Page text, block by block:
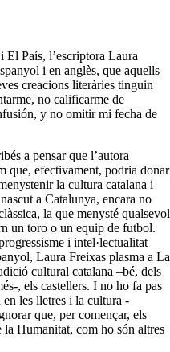
País, l’escriptora Laura
i en anglès, que aquells
creacions literàries tinguin
no calificarme de
y no omitir mi fecha de
a pensar que l’autora
que, efectivament, podria donar
la cultura catalana i
a Catalunya, encara no
la que menysté qualsevol
un toro o un equip de futbol.
i intel·lectualitat
Laura Freixas plasma a La
cultural catalana –bé, dels
, els castellers. I no ho fa pas
les lletres i la cultura -
que, per començar, els
Humanitat, com ho són altres